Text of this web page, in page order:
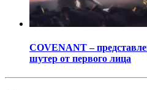
COVENANT –
шутер от первого лица